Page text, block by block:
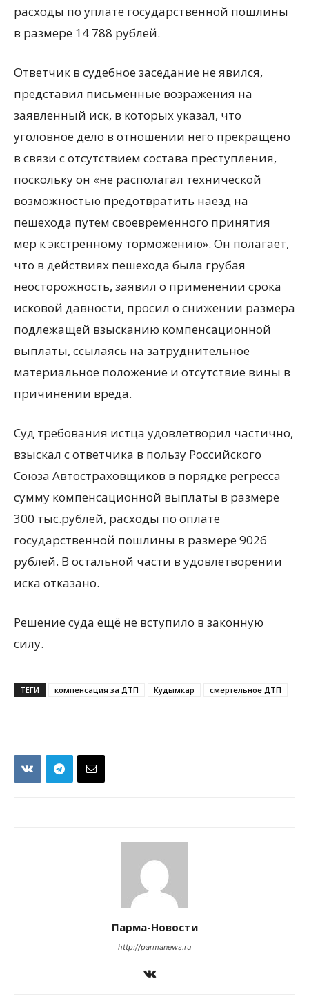
расходы по уплате государственной пошлины
в размере 14 788 рублей.
Ответчик в судебное заседание не явился,
представил письменные возражения на
заявленный иск, в которых указал, что
уголовное дело в отношении него прекращено
в связи с отсутствием состава преступления,
поскольку он «не располагал технической
возможностью предотвратить наезд на
пешехода путем своевременного принятия
мер к экстренному торможению». Он полагает,
что в действиях пешехода была грубая
неосторожность, заявил о применении срока
исковой давности, просил о снижении размера
подлежащей взысканию компенсационной
выплаты, ссылаясь на затруднительное
материальное положение и отсутствие вины в
причинении вреда.
Суд требования истца удовлетворил частично,
взыскал с ответчика в пользу Российского
Союза Автостраховщиков в порядке регресса
сумму компенсационной выплаты в размере
300 тыс.рублей, расходы по оплате
государственной пошлины в размере 9026
рублей. В остальной части в удовлетворении
иска отказано.
Решение суда ещё не вступило в законную
силу.
ТЕГИ компенсация за ДТП Кудымкар смертельное ДТП
Парма-Новости
http://parmanews.ru